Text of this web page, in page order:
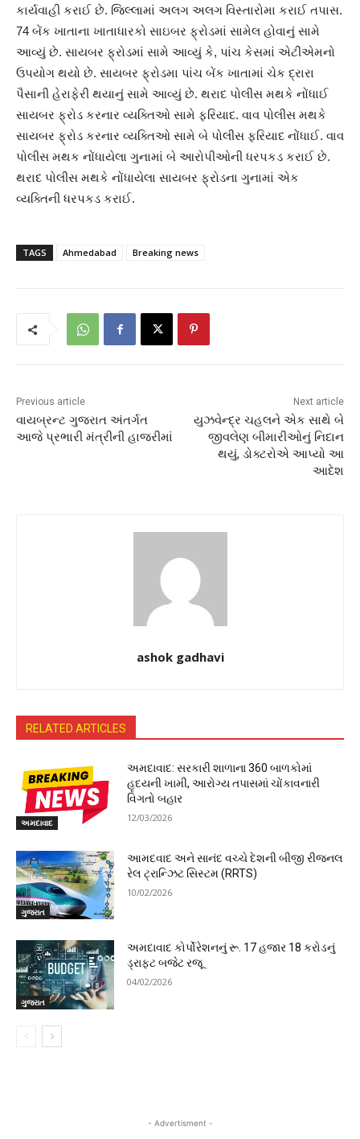
કાર્યવાહી કરાઈ છે. જિલ્લામાં અલગ અલગ વિસ્તારોમા કરાઈ તપાસ.
74 બેંક ખાતાના ખાતાધારકો સાઇબર ફ્રોડમાં સામેલ હોવાનું સામે
આવ્યું છે. સાયબર ફ્રોડમાં સામે આવ્યું કે, પાંચ કેસમાં એટીએમનો
ઉપયોગ થયો છે. સાયબર ફ્રોડમા પાંચ બેંક ખાતામાં ચેક દ્રારા
પૈસાની હેરાફેરી થયાનું સામે આવ્યું છે. થરાદ પોલીસ મથકે નોંધાઈ
સાયબર ફ્રોડ કરનાર વ્યક્તિઓ સામે ફરિયાદ. વાવ પોલીસ મથકે
સાયબર ફ્રોડ કરનાર વ્યક્તિઓ સામે બે પોલીસ ફરિયાદ નોંધાઈ. વાવ
પોલીસ મથક નોંધાયેલા ગુનામાં બે આરોપીઓની ધરપકડ કરાઈ છે.
થરાદ પોલીસ મથકે નોંધાયેલા સાયબર ફ્રોડના ગુનામાં એક
વ્યક્તિની ધરપકડ કરાઈ.
TAGS Ahmedabad Breaking news
Previous article
વાયબ્રન્ટ ગુજરાત અંતર્ગત
આજે પ્રભારી મંત્રીની હાજરીમાં
Next article
યુઝવેન્દ્ર ચહલને એક સાથે બે
જીવલેણ બીમારીઓનું નિદાન
થયું, ડોક્ટરોએ આપ્યો આ
આદેશ
ashok gadhavi
RELATED ARTICLES
અમદાવાદ
અમદાવાદ: સરકારી શાળાના 360 બાળકોમાં
હૃદયની ખામી, આરોગ્ય તપાસમાં ચોંકાવનારી
વિગતો બહાર
12/03/2026
ગુજરાત
આમદવાદ અને સાનંદ વચ્ચે દેશની બીજી રીજનલ
રેલ ટ્રાન્ઝિટ સિસ્ટમ (RRTS)
10/02/2026
ગુજરાત
અમદાવાદ કોર્પોરેશનનું રૂ. 17 હજાર 18 કરોડનું
ડ્રાફ્ટ બજેટ રજૂ
04/02/2026
- Advertisment -